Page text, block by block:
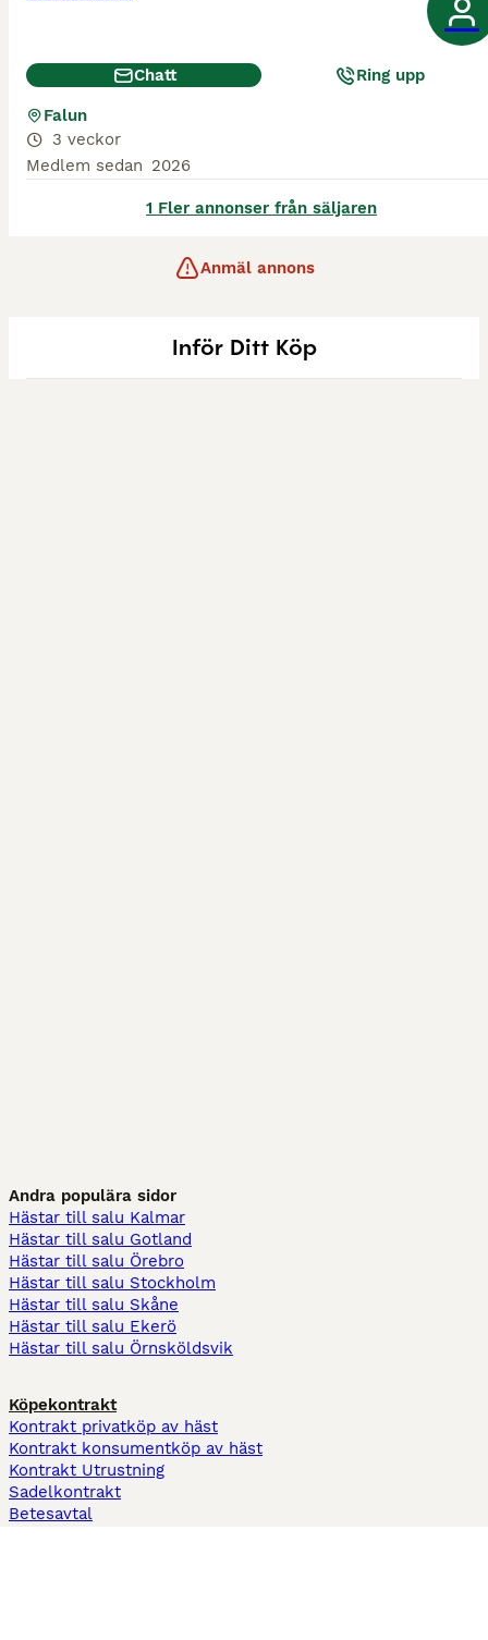
Chatt Ring upp
Falun
3 veckor
Medlem sedan 2026
1 Fler annonser från säljaren
Anmäl annons
Inför Ditt Köp
Andra populära sidor
Hästar till salu Kalmar
Hästar till salu Gotland
Hästar till salu Örebro
Hästar till salu Stockholm
Hästar till salu Skåne
Hästar till salu Ekerö
Hästar till salu Örnsköldsvik
Köpekontrakt
Kontrakt privatköp av häst
Kontrakt konsumentköp av häst
Kontrakt Utrustning
Sadelkontrakt
Betesavtal